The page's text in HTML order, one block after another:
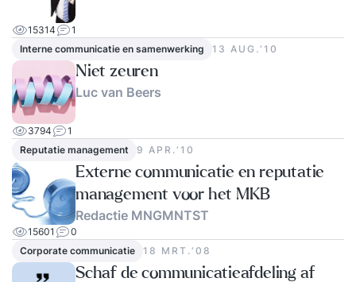
15314
1
Interne communicatie en samenwerking
13 AUG.‘10
Niet zeuren
Luc van Beers
3794
1
Reputatie management
9 APR.‘10
Externe communicatie en reputatie
management voor het MKB
Redactie MNGMNTST
15601
0
Corporate communicatie
18 MRT.‘08
Schaf de communicatieafdeling af